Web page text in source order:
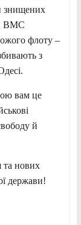
знищених
ВМС
флоту –
з
вам це
й
та нових
держави!